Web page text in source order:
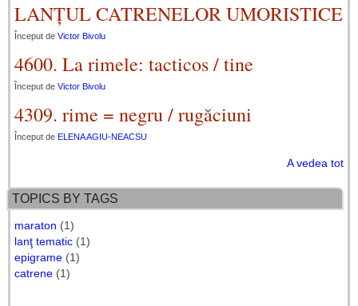
LANȚUL CATRENELOR UMORISTICE
Început de Victor Bivolu
4600. La rimele: tacticos / tine
Început de Victor Bivolu
4309. rime = negru / rugăciuni
Început de ELENA AGIU-NEACSU
A vedea tot
TOPICS BY TAGS
maraton (1)
lanţ tematic (1)
epigrame (1)
catrene (1)